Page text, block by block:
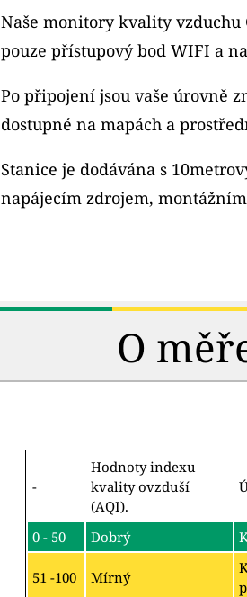
Naše monitory kvality vzduchu
pouze přístupový bod WIFI a
Po připojení jsou vaše úrovně
dostupné na mapách a
Stanice je dodávána s
napájecím zdrojem,
O
-
Hodnoty indexu
kvality ovzduší
(AQI).
0 - 50 Dobrý
51 -100 Mírný